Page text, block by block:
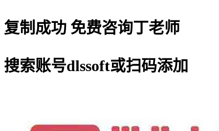
复制成功 免费咨询丁老师
搜索账号dlssoft或扫码添加